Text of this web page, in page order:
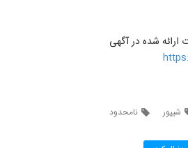
شده در آگهی
شیپور نامحدود